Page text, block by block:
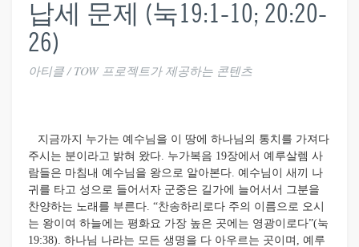
납세 문제 (눅19:1-10; 20:20-
26)
아티클 / TOW 프로젝트가 제공하는 콘텐츠
지금까지 누가는 예수님을 이 땅에 하나님의 통치를 가져다
주시는 분이라고 밝혀 왔다. 누가복음 19장에서 예루살렘 사
람들은 마침내 예수님을 왕으로 알아본다. 예수님이 새끼 나
귀를 타고 성으로 들어서자 군중은 길가에 늘어서서 그분을
찬양하는 노래를 부른다. “찬송하리로다 주의 이름으로 오시
는 왕이여 하늘에는 평화요 가장 높은 곳에는 영광이로다”(눅
19:38). 하나님 나라는 모든 생명을 다 아우르는 곳이며, 예루